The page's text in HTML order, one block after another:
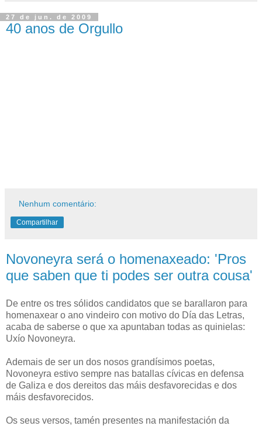
27 de jun. de 2009
40 anos de Orgullo
Nenhum comentário:
Compartilhar
Novoneyra será o homenaxeado: 'Pros
que saben que ti podes ser outra cousa'
De entre os tres sólidos candidatos que se barallaron para
homenaxear o ano vindeiro con motivo do Día das Letras,
acaba de saberse o que xa apuntaban todas as quinielas:
Uxío Novoneyra.
Ademais de ser un dos nosos grandísimos poetas,
Novoneyra estivo sempre nas batallas cívicas en defensa
de Galiza e dos dereitos das máis desfavorecidas e dos
máis desfavorecidos.
Os seus versos, tamén presentes na manifestación da